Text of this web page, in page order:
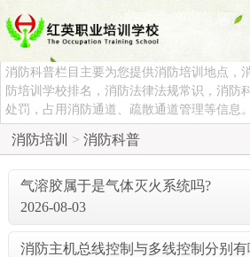
 消防科普
消防科普栏目主要为您提供消防培训地点，
防培训学校排名，消防法律法规常识，消防
处罚，占用消防通道、疏散通道管理等信息。
消防培训 > 消防科普
气溶胶属于是气体灭火系统吗?
2026-08-03
消防主机总线控制与多线控制分别有